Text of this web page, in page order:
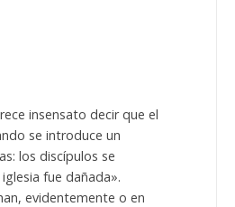
insensato decir que el
se introduce un
los discípulos se
fue dañada».
evidentemente o en